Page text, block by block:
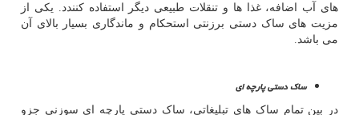
های آب اضافه، غذا ها و تنقلات طبیعی دیگر استفاده کنندد. یکی از
مزیت های ساک دستی برزنتی استحکام و ماندگاری بسیار بالای آن
می باشد.
ساک دستی پارچه ای
در بین تمام ساک های تبلیغاتی، ساک دستی پارچه ای سوزنی جزو